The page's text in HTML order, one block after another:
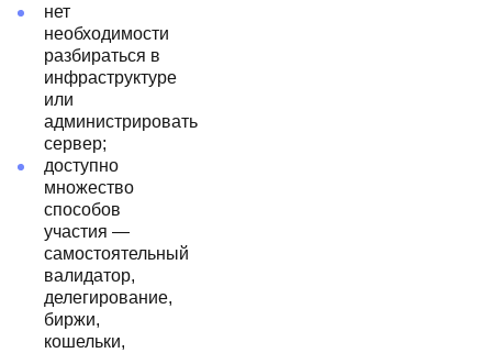
нет
необходимости
разбираться в
инфраструктуре
или
администрировать
сервер;
доступно
множество
способов
участия —
самостоятельный
валидатор,
делегирование,
биржи,
кошельки,